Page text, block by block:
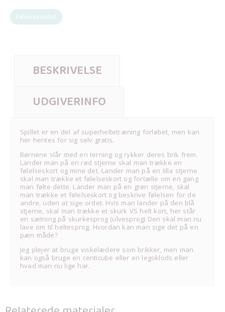
Følelsesspillet
BESKRIVELSE
UDGIVERINFO
Spillet er en del af superheltetræning forløbet, men kan
her hentes for sig selv gratis.
Børnene slår med en terning og rykker deres brik frem.
Lander man på en rød stjerne skal man trække en
følelseskort og mine det. Lander man på en lilla stjerne
skal man trække et følelseskort og fortælle om en gang
man følte dette. Lander man på en grøn stjerne, skal
man trække et følelseskort og beskrive følelsen for de
andre, uden at sige ordet. Hvis man lander på den blå
stjerne, skal man trække et skurk VS helt kort, her står
en sætning på skurkesprog (ulvesprog) Den skal man nu
lave om til heltesprog. Hvordan kan man sige det på en
pæn måde?
Jeg plejer at bruge viskelædere som brikker, men man
kan også bruge en centicube eller en legoklods eller
hvad man nu lige har.